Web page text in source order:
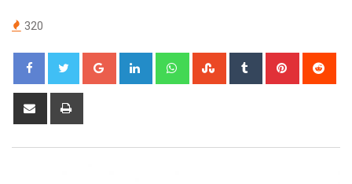
320
Google+ LinkedIn WhatsappStumbleUpon
Tumblr Pinterest
Share